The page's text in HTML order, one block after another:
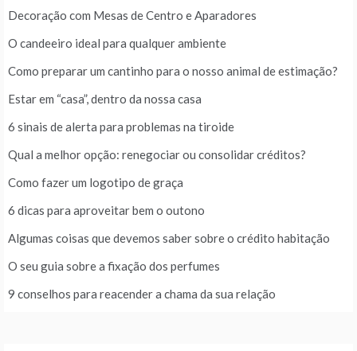
Decoração com Mesas de Centro e Aparadores
O candeeiro ideal para qualquer ambiente
Como preparar um cantinho para o nosso animal de estimação?
Estar em “casa”, dentro da nossa casa
6 sinais de alerta para problemas na tiroide
Qual a melhor opção: renegociar ou consolidar créditos?
Como fazer um logotipo de graça
6 dicas para aproveitar bem o outono
Algumas coisas que devemos saber sobre o crédito habitação
O seu guia sobre a fixação dos perfumes
9 conselhos para reacender a chama da sua relação